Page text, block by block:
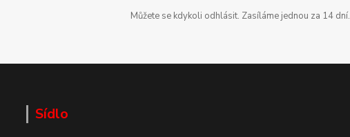
Můžete se kdykoli odhlásit. Zasíláme jednou za 14 dní.
Sídlo